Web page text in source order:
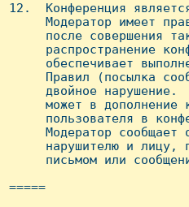
12.  Конференция
Модеpатоp имеет
после совеpшения
pаспpостpанение
обеспечивает
Правил (посылка
двойное наpушение.
может в дополнение
пользователя в
Модератор сообщает
нарушителю и лицу,
письмом или
=====